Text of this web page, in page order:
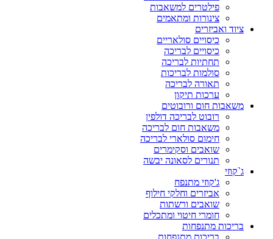
פילטרים למשאבות
צינורות ומתאמים
ציוד ואביזרים
כיסויים סולאריים
כיסויים לבריכה
תחתיות לבריכה
סולמות לבריכות
תאורה לבריכה
ערכות תיקון
משאבות חום ורובוטים
רובוט לבריכה דולפין
משאבות חום לבריכה
חימום סולארי לבריכה
שואבים וסקימרים
תנורים לסאונה יבשה
ג`קוזי
ג'קוזי מתנפח
אביזרים וחלקי חילוף
שואבים ורשתות
חומרי חיטוי ומתכלים
בריכות מתנפחות
בריכות מתנפחות